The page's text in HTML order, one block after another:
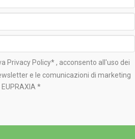
Privacy Policy*, acconsento all'uso dei
e le comunicazioni di marketing
*